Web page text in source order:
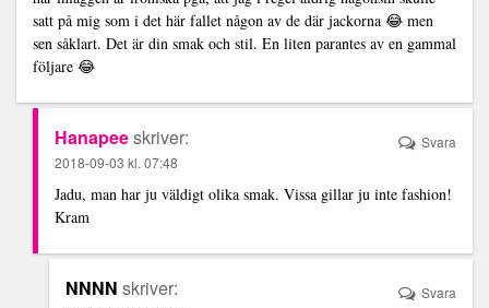
satt på mig som i det här fallet någon av de där jackorna 😂 men
sen såklart. Det är din smak och stil. En liten parantes av en gammal
följare 😂
Hanapeeskriver:
2018-09-03 kl. 07:48
Jadu, man har ju väldigt olika smak. Vissa gillar ju inte fashion!
Kram
Svara
NNNN skriver: Svara